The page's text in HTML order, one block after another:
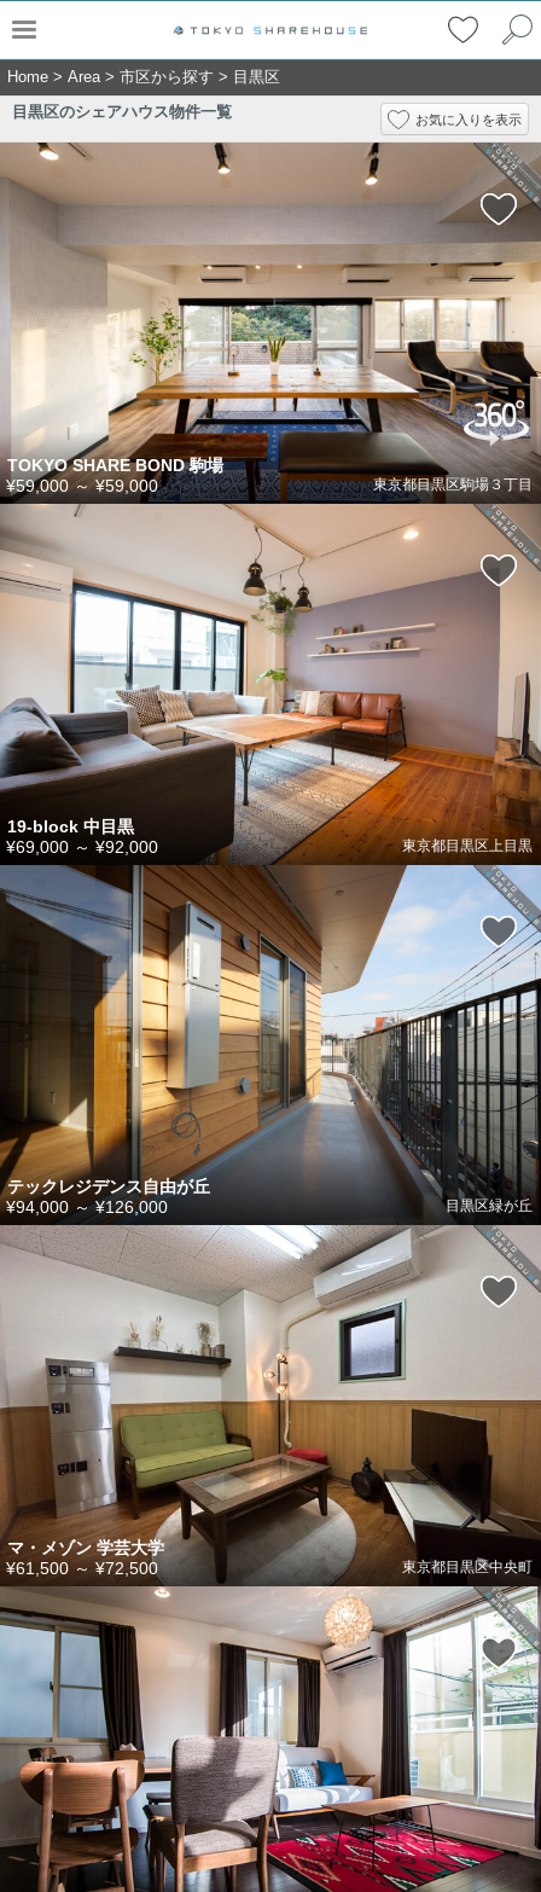
Home > Area> 市区から探す > 目黒区
目黒区のシェアハウス物件一覧
お気に入りを表示
TOKYO SHARE BOND 駒場
東京都目黒区駒場３丁目
¥59,000 ～¥59,000
19-block 中目黒
東京都目黒区上目黒
¥69,000 ～ ¥92,000
テックレジデンス自由が丘
目黒区緑が丘
¥94,000～¥126,000
マ・メゾン 学芸大学
東京都目黒区中央町
¥61,500～¥72,500